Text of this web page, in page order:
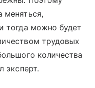
меняться,
тогда можно будет
трудовых
количества
эксперт.